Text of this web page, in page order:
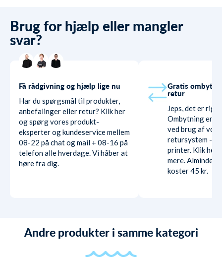
Brug for hjælp eller mangler
svar?
Få rådgivning og hjælp lige nu
Har du spørgsmål til produkter,
anbefalinger eller retur? Klik her
og spørg vores produkt-
eksperter og kundeservice mellem
08-22 på chat og mail + 08-16 på
telefon alle hverdage. Vi håber at
høre fra dig.
Gratis
retur
Jeps, det er
Ombytning er
ved brug af
retursystem -
printer. Klik her
mere.
koster 45 kr.
Andre produkter i samme kategori